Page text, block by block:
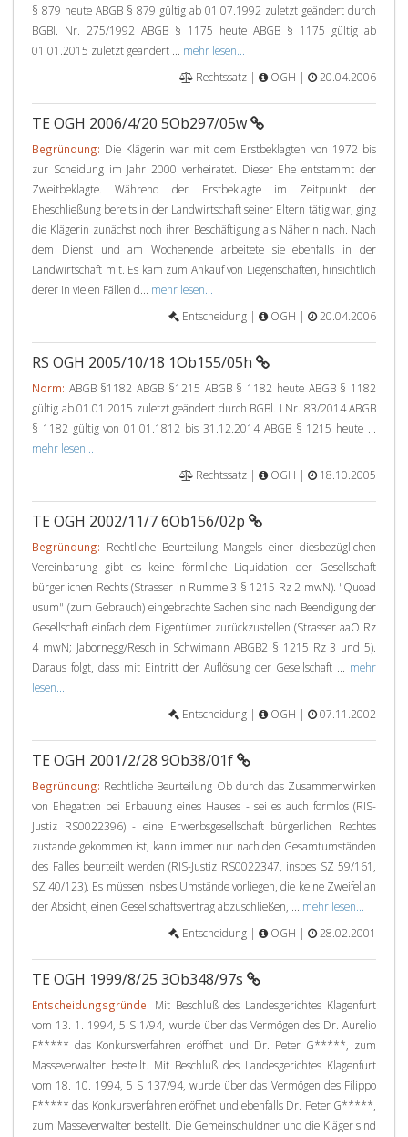
§ 879 heute ABGB § 879 gültig ab 01.07.1992 zuletzt geändert durch
BGBl. Nr. 275/1992 ABGB § 1175 heute ABGB § 1175 gültig ab
01.01.2015 zuletzt geändert ... mehr lesen...
Rechtssatz |
OGH | 20.04.2006
TE OGH 2006/4/20 5Ob297/05w
Begründung: Die Klägerin war mit dem Erstbeklagten von 1972 bis
zur Scheidung im Jahr 2000 verheiratet. Dieser Ehe entstammt der
Zweitbeklagte. Während der Erstbeklagte im Zeitpunkt der
Eheschließung bereits in der Landwirtschaft seiner Eltern tätig war, ging
die Klägerin zunächst noch ihrer Beschäftigung als Näherin nach. Nach
dem Dienst und am Wochenende arbeitete sie ebenfalls in der
Landwirtschaft mit. Es kam zum Ankauf von Liegenschaften, hinsichtlich
derer in vielen Fällen d... mehr lesen...
Entscheidung |
OGH | 20.04.2006
RS OGH 2005/10/18 1Ob155/05h
Norm: ABGB §1182 ABGB §1215 ABGB § 1182 heute ABGB § 1182
gültig ab 01.01.2015 zuletzt geändert durch BGBl. I Nr. 83/2014 ABGB
§ 1182 gültig von 01.01.1812 bis 31.12.2014 ABGB § 1215 heute ...
mehr lesen...
Rechtssatz |
OGH | 18.10.2005
TE OGH 2002/11/7 6Ob156/02p
Begründung: Rechtliche Beurteilung Mangels einer diesbezüglichen
Vereinbarung gibt es keine förmliche Liquidation der Gesellschaft
bürgerlichen Rechts (Strasser in Rummel3 § 1215 Rz 2 mwN). "Quoad
usum" (zum Gebrauch) eingebrachte Sachen sind nach Beendigung der
Gesellschaft einfach dem Eigentümer zurückzustellen (Strasser aaO Rz
4 mwN; Jabornegg/Resch in Schwimann ABGB2 § 1215 Rz 3 und 5).
Daraus folgt, dass mit Eintritt der Auflösung der Gesellschaft ... mehr
lesen...
Entscheidung |
OGH | 07.11.2002
TE OGH 2001/2/28 9Ob38/01f
Begründung: Rechtliche Beurteilung Ob durch das Zusammenwirken
von Ehegatten bei Erbauung eines Hauses - sei es auch formlos (RIS-
Justiz RS0022396) - eine Erwerbsgesellschaft bürgerlichen Rechtes
zustande gekommen ist, kann immer nur nach den Gesamtumständen
des Falles beurteilt werden (RIS-Justiz RS0022347, insbes SZ 59/161,
SZ 40/123). Es müssen insbes Umstände vorliegen, die keine Zweifel an
der Absicht, einen Gesellschaftsvertrag abzuschließen, ... mehr lesen...
Entscheidung |
OGH | 28.02.2001
TE OGH 1999/8/25 3Ob348/97s
Entscheidungsgründe: Mit Beschluß des Landesgerichtes Klagenfurt
vom 13. 1. 1994, 5 S 1/94, wurde über das Vermögen des Dr. Aurelio
F***** das Konkursverfahren eröffnet und Dr. Peter G*****, zum
Masseverwalter bestellt. Mit Beschluß des Landesgerichtes Klagenfurt
vom 18. 10. 1994, 5 S 137/94, wurde über das Vermögen des Filippo
F***** das Konkursverfahren eröffnet und ebenfalls Dr. Peter G*****,
zum Masseverwalter bestellt. Die Gemeinschuldner und die Kläger sind